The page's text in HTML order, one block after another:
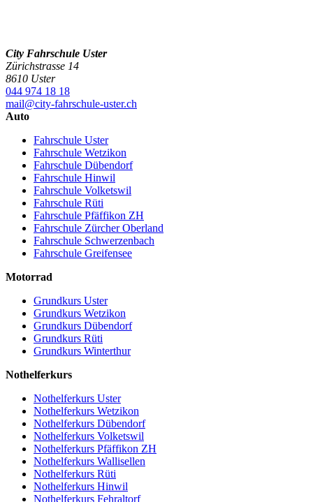
City Fahrschule Uster
Zürichstrasse 14
8610 Uster
044 974 18 18
mail@city-fahrschule-uster.ch
Auto
Fahrschule Uster
Fahrschule Wetzikon
Fahrschule Dübendorf
Fahrschule Hinwil
Fahrschule Volketswil
Fahrschule Rüti
Fahrschule Pfäffikon ZH
Fahrschule Zürcher Oberland
Fahrschule Schwerzenbach
Fahrschule Greifensee
Motorrad
Grundkurs Uster
Grundkurs Wetzikon
Grundkurs Dübendorf
Grundkurs Rüti
Grundkurs Winterthur
Nothelferkurs
Nothelferkurs Uster
Nothelferkurs Wetzikon
Nothelferkurs Dübendorf
Nothelferkurs Volketswil
Nothelferkurs Pfäffikon ZH
Nothelferkurs Wallisellen
Nothelferkurs Rüti
Nothelferkurs Hinwil
Nothelferkurs Fehraltorf